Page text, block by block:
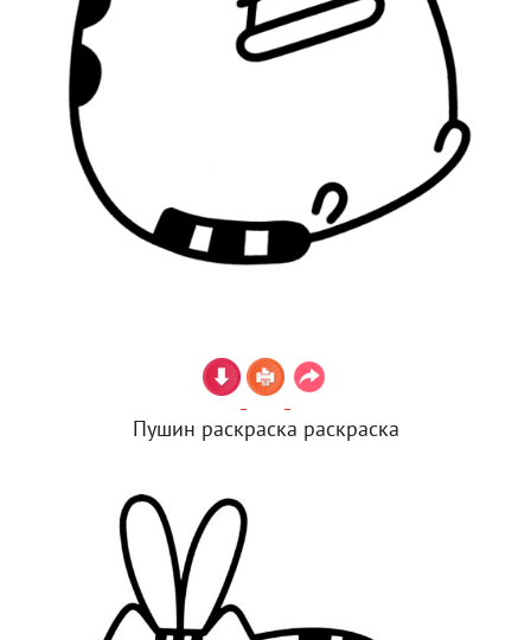
Пушин раскраска раскраска